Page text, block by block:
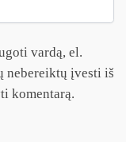
vardą, el.
nebereiktų įvesti iš
komentarą.